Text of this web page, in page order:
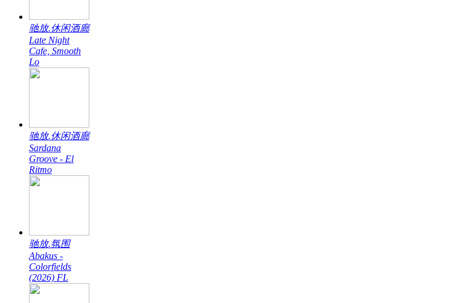
驰放.休闲酒廊
Late Night
Cafe, Smooth
Lo
驰放.休闲酒廊
Sardana
Groove - El
Ritmo
驰放.氛围
Abakus -
Colorfields
(2026) FL